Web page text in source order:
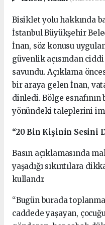
Bisiklet yolu hakkında
İstanbul Büyükşehir
İnan, söz konusu
güvenlik açısından ciddi
savundu. Açıklama
bir araya gelen İnan,
dinledi. Bölge esnafının
yönündeki taleplerini
“20 Bin Kişinin Sesini
Basın açıklamasında
yaşadığı sıkıntılara
kullandı:
“Bugün burada
caddede yaşayan,